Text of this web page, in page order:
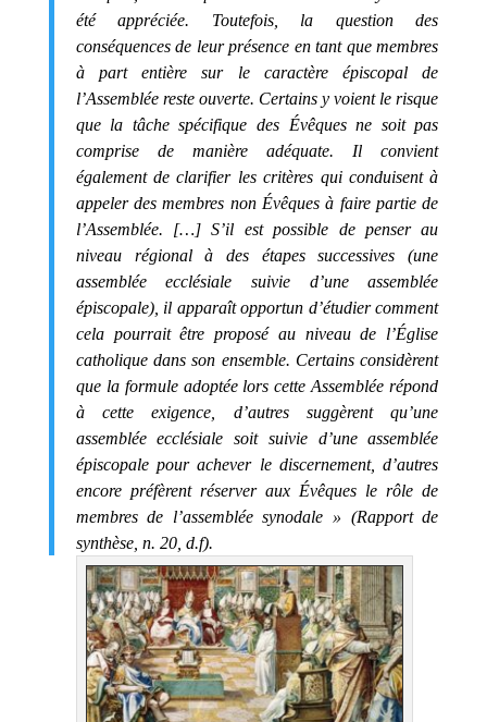
été appréciée. Toutefois, la question des
conséquences de leur présence en tant que membres
à part entière sur le caractère épiscopal de
l’Assemblée reste ouverte. Certains y voient le risque
que la tâche spécifique des Évêques ne soit pas
comprise de manière adéquate. Il convient
également de clarifier les critères qui conduisent à
appeler des membres non Évêques à faire partie de
l’Assemblée. […] S’il est possible de penser au
niveau régional à des étapes successives (une
assemblée ecclésiale suivie d’une assemblée
épiscopale), il apparaît opportun d’étudier comment
cela pourrait être proposé au niveau de l’Église
catholique dans son ensemble. Certains considèrent
que la formule adoptée lors cette Assemblée répond
à cette exigence, d’autres suggèrent qu’une
assemblée ecclésiale soit suivie d’une assemblée
épiscopale pour achever le discernement, d’autres
encore préfèrent réserver aux Évêques le rôle de
membres de l’assemblée synodale » (Rapport de
synthèse, n. 20, d.f).